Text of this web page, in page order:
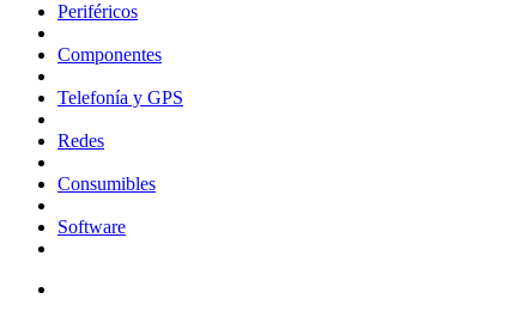
Periféricos
Componentes
Telefonía y GPS
Redes
Consumibles
Software